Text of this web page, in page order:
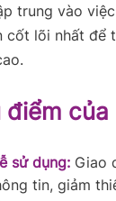
trung vào
cốt lõi nhất để
điểm
sử dụng:Giao
tin, giảm